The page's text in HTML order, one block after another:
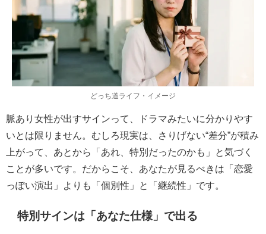
どっち道ライフ・イメージ
脈あり女性が出すサインって、ドラマみたいに分かりやす
いとは限りません。むしろ現実は、さりげない“差分”が積み
上がって、あとから「あれ、特別だったのかも」と気づく
ことが多いです。だからこそ、あなたが見るべきは「恋愛
っぽい演出」よりも「個別性」と「継続性」です。
特別サインは「あなた仕様」で出る